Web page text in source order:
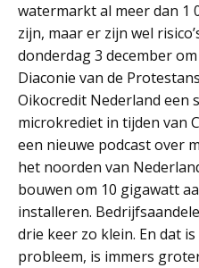
watermarkt al meer dan 1
zijn, maar er zijn wel
donderdag 3 december
Diaconie van de
Oikocredit Nederland een
microkrediet in tijden van
een nieuwe podcast over
het noorden van
bouwen om 10 gigawatt
installeren.
drie keer zo klein. En dat
probleem, is immers